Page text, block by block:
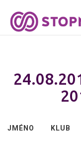
JMÉNO KLUB